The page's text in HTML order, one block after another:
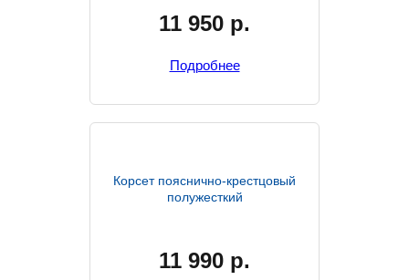
11 950 р.
Подробнее
Корсет пояснично-крестцовый
полужесткий
11 990 р.